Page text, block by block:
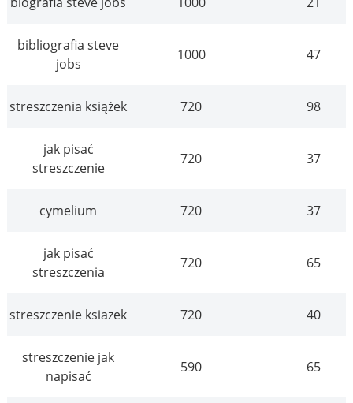
bibliografia steve
jobs
1000 47
streszczenia książek 720 98
jak pisać
streszczenie
720 37
cymelium 720 37
jak pisać
streszczenia
720 65
streszczenie ksiazek 720 40
streszczenie jak
napisać
590 65